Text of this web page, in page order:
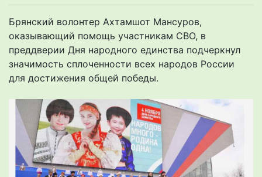
Брянский волонтер Ахтамшот Мансуров,
оказывающий помощь участникам СВО, в
преддверии Дня народного единства подчеркнул
значимость сплоченности всех народов России
для достижения общей победы.